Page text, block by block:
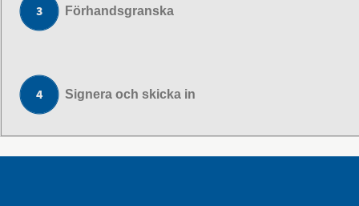
Förhandsgranska
Signera och skicka in